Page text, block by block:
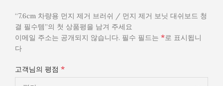
“7.6cm 차량용 먼지 제거 브러쉬 / 먼지 제거 보닛 대쉬보드 청
결 필수템”의 첫 상품평을 남겨 주세요
이메일 주소는 공개되지 않습니다. 필수 필드는 *로 표시됩니
다
고객님의 평점 *